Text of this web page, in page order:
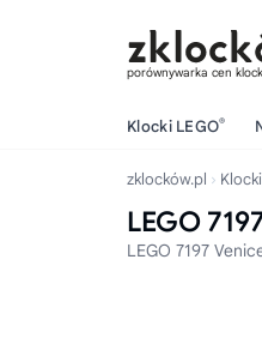
porównywarka cen
Klocki LEGO®
zklocków.pl
LEGO
LEGO 7197